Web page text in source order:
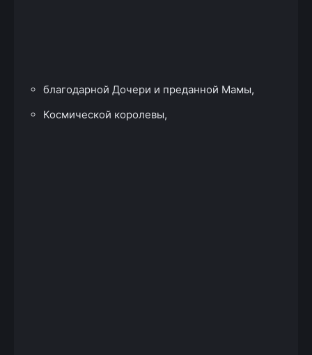
благодарной Дочери и преданной Мамы,
Космической королевы,